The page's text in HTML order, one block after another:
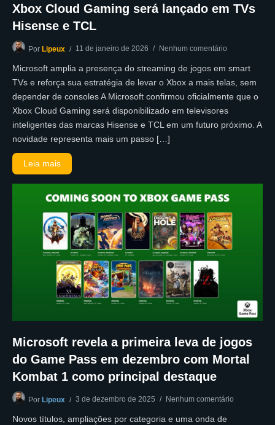
Xbox Cloud Gaming será lançado em TVs
Hisense e TCL
Por Lipeux 11 de janeiro de 2026 Nenhum comentário
Microsoft amplia a presença do streaming de jogos em smart
TVs e reforça sua estratégia de levar o Xbox a mais telas, sem
depender de consoles A Microsoft confirmou oficialmente que o
Xbox Cloud Gaming será disponibilizado em televisores
inteligentes das marcas Hisense e TCL em um futuro próximo. A
novidade representa mais um passo […]
Leia mais
Microsoft revela a primeira leva de jogos
do Game Pass em dezembro com Mortal
Kombat 1 como principal destaque
Por Lipeux 3 de dezembro de 2025 Nenhum comentário
Novos títulos, ampliações por categoria e uma onda de